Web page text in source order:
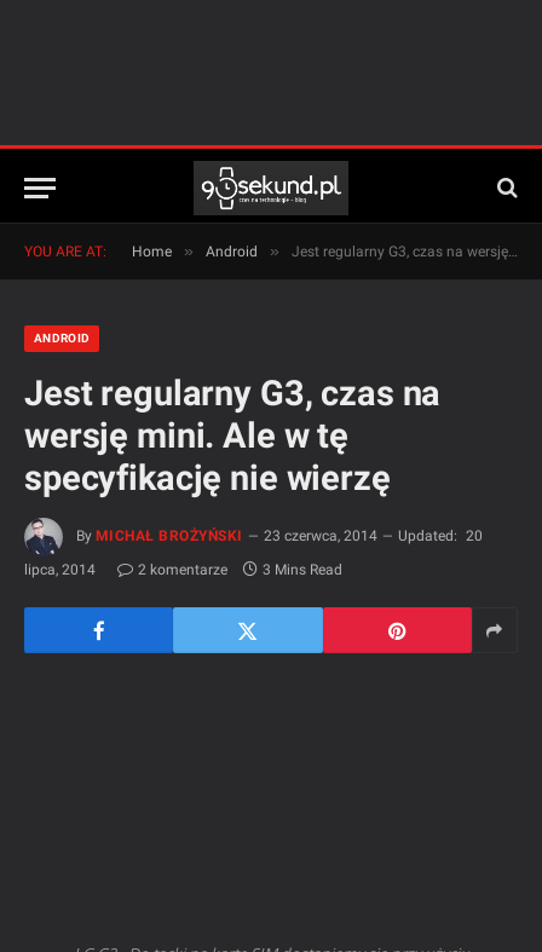
YOU ARE AT: Home » Android » Jest regularny G3, czas na wersję mini. Ale w tę specyfikację nie wierzę
ANDROID
Jest regularny G3, czas na
wersję mini. Ale w tę
specyfikację nie wierzę
By MICHAŁ BROŻYŃSKI 23 czerwca, 2014 Updated: 20
lipca, 2014
2 komentarze 3 Mins Read